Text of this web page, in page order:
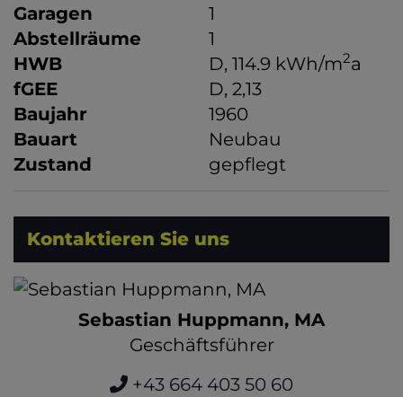
Garagen
1
Abstellräume
1
HWB
D, 114.9 kWh/m2a
fGEE
D, 2,13
Baujahr
1960
Bauart
Neubau
Zustand
gepflegt
Kontaktieren Sie uns
Sebastian Huppmann, MA
Geschäftsführer
+43 664 403 50 60